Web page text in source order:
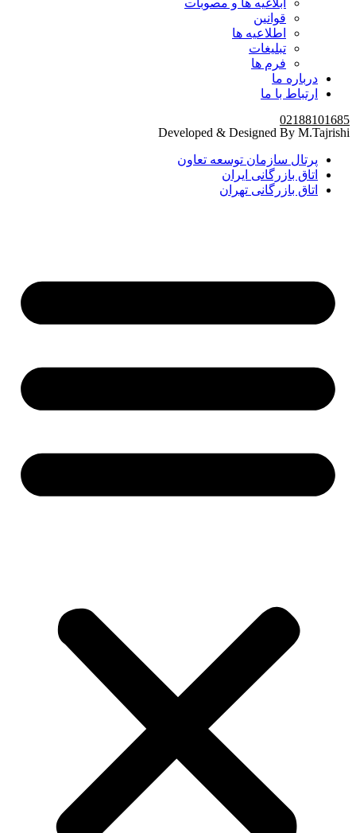
قوانین
اطلاعیه ها
تبلیغات
فرم ها
درباره ما
ارتباط با ما
02188101685
Developed & Designed By M.Tajrishi
پرتال سازمان توسعه تعاون
اتاق بازرگانی ایران
اتاق بازرگانی تهران